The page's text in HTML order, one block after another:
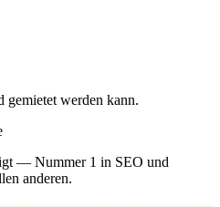
gemietet werden kann.
— Nummer 1 in SEO und
anderen.